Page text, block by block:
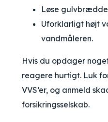
Løse
Uforklarligt højt
vandmåleren.
Hvis du opdager
reagere hurtigt. Luk
VVS’er, og anmeld
forsikringsselskab.